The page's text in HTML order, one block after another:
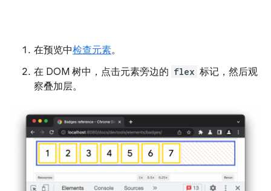
在预览中检查元素。
在 DOM 树中，点击元素旁边的 flex 标记，然后观
察叠加层。